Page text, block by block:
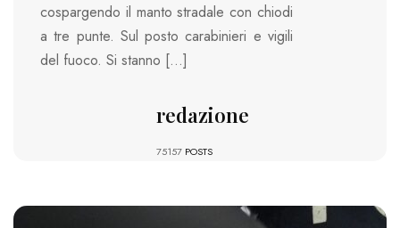
cospargendo il manto stradale con chiodi
a tre punte. Sul posto carabinieri e vigili
del fuoco. Si stanno […]
redazione
75157 POSTS